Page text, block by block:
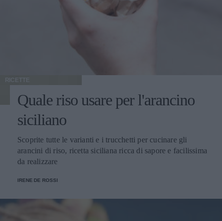
RICETTE
Quale riso usare per l'arancino
siciliano
Scoprite tutte le varianti e i trucchetti per cucinare gli
arancini di riso, ricetta siciliana ricca di sapore e facilissima
da realizzare
IRENE DE ROSSI